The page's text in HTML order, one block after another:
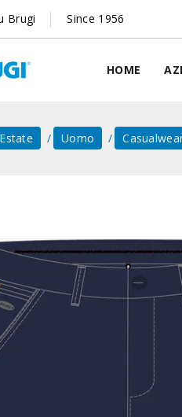
Brugi Since 1956
HOME
Estate Uomo